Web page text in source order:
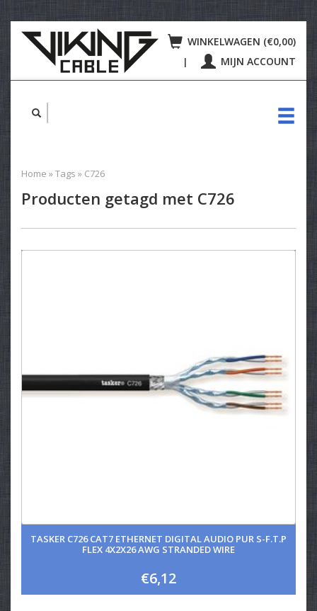
WINKELWAGEN (€0,00)
| MIJN ACCOUNT
Home »Tags » C726
Producten getagd met C726
TASKER C726 CAT7 ETHERNET DIGITAL AUDIO PUR S-F.T.P
FLEX 4X2X26 AWG STRANDED WIRE
€6,12